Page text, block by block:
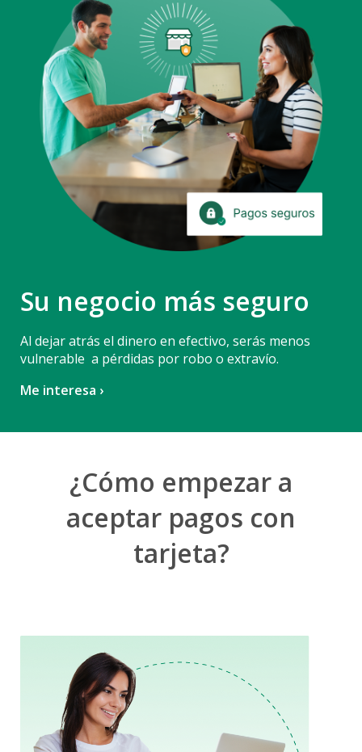
Su negocio más seguro
Al dejar atrás el dinero en efectivo, serás menos
vulnerable a pérdidas por robo o extravío.
Me interesa ›
¿Cómo empezar a
aceptar pagos con
tarjeta?